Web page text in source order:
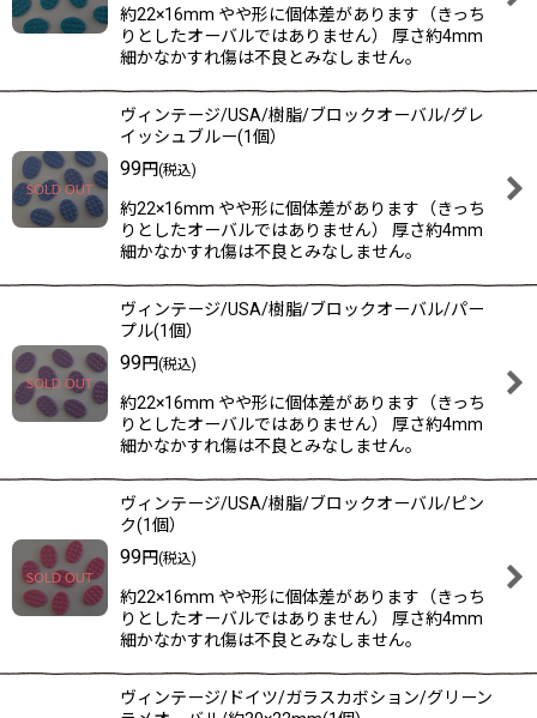
約22×16mm やや形に個体差があります（きっち
りとしたオーバルではありません） 厚さ約4mm
細かなかすれ傷は不良とみなしません。
ヴィンテージ/USA/樹脂/ブロックオーバル/グレ
イッシュブルー(1個）
99円(税込)
約22×16mm やや形に個体差があります（きっち
りとしたオーバルではありません） 厚さ約4mm
細かなかすれ傷は不良とみなしません。
ヴィンテージ/USA/樹脂/ブロックオーバル/パー
プル(1個）
99円(税込)
約22×16mm やや形に個体差があります（きっち
りとしたオーバルではありません） 厚さ約4mm
細かなかすれ傷は不良とみなしません。
ヴィンテージ/USA/樹脂/ブロックオーバル/ピン
ク(1個）
99円(税込)
約22×16mm やや形に個体差があります（きっち
りとしたオーバルではありません） 厚さ約4mm
細かなかすれ傷は不良とみなしません。
ヴィンテージ/ドイツ/ガラスカボション/グリーン